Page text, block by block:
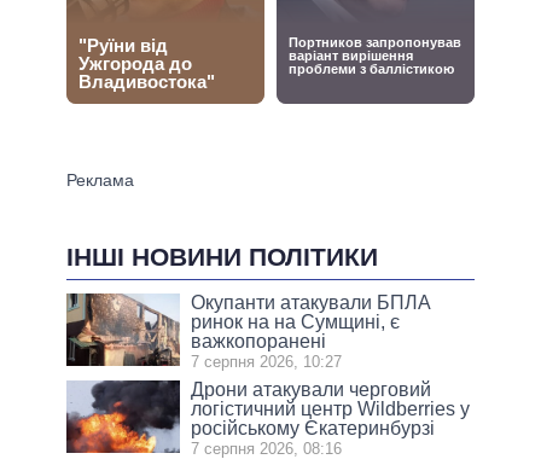
ІНШІ НОВИНИ ПОЛІТИКИ
Окупанти атакували БПЛА
ринок на на Сумщині, є
важкопоранені
7 серпня 2026, 10:27
Дрони атакували черговий
логістичний центр Wildberries у
російському Єкатеринбурзі
7 серпня 2026, 08:16